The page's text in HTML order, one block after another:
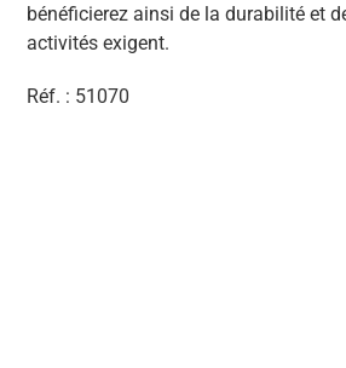
bénéficierez ainsi de la durabilité et
activités exigent.
Réf. : 51070